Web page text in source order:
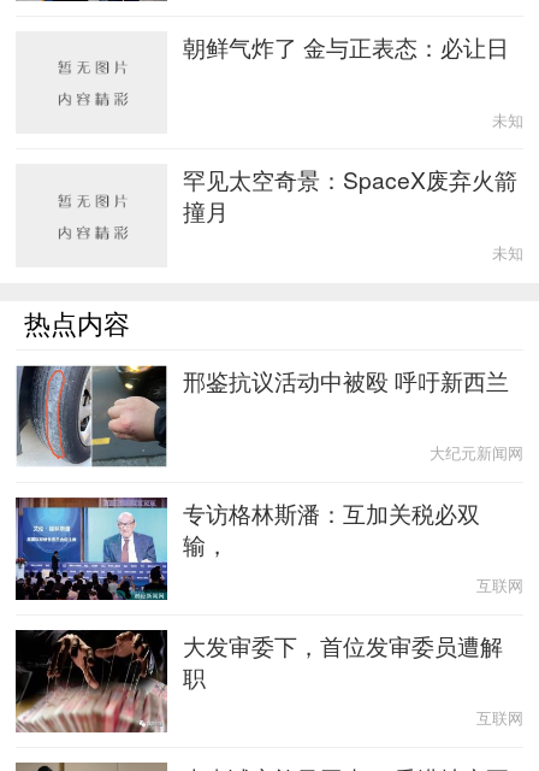
朝鲜气炸了 金与正表态：必让日
未知
罕见太空奇景：SpaceX废弃火箭
撞月
未知
热点内容
邢鉴抗议活动中被殴 呼吁新西兰
大纪元新闻网
专访格林斯潘：互加关税必双
输，
互联网
大发审委下，首位发审委员遭解
职
互联网